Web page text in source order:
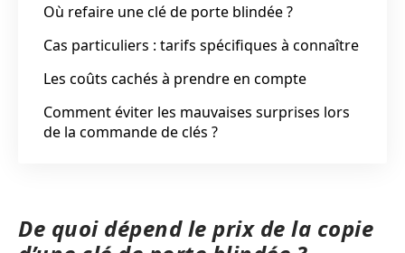
Où refaire une clé de porte blindée ?
Cas particuliers : tarifs spécifiques à connaître
Les coûts cachés à prendre en compte
Comment éviter les mauvaises surprises lors
de la commande de clés ?
De quoi dépend le prix de la copie